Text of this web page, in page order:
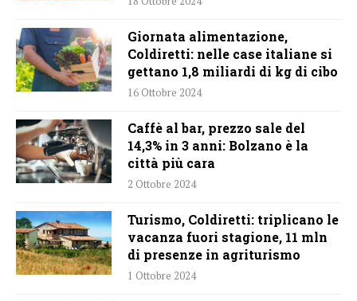
Giornata alimentazione,
Coldiretti: nelle case italiane si
gettano 1,8 miliardi di kg di cibo
16 Ottobre 2024
Caffè al bar, prezzo sale del
14,3% in 3 anni: Bolzano è la
città più cara
2 Ottobre 2024
Turismo, Coldiretti: triplicano le
vacanza fuori stagione, 11 mln
di presenze in agriturismo
1 Ottobre 2024